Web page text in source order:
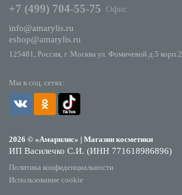
Мы в соц. сетях:
2026 © «Амарилис» | Магазин косметики
ИП Василечко С.И. (ИНН 771618986896)
Политика конфиденциальности
Использование cookie
+7 (499) 704-55-75
Офис
info@amarylis.ru
eshop@amarylis.ru
125481, Россия, г. Москва ул. Фомичевой д.5 корп.2